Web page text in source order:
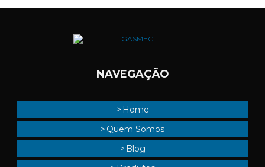
NAVEGAÇÃO
Home
Quem Somos
Blog